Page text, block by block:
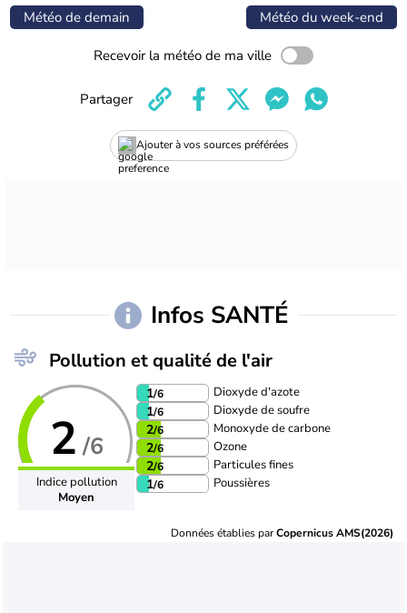
Météo de demain Météo du week-end
Recevoir la météo de ma ville
Ajouter à vos sources préférées
Partager
Infos SANTÉ
Pollution et qualité de l'air
2 /6
Indice pollution
Moyen
1/6 Dioxyde d'azote
1/6 Dioxyde de soufre
2/6 Monoxyde de carbone
2/6 Ozone
2/6 Particules fines
1/6 Poussières
Données établies parCopernicus AMS(2026)